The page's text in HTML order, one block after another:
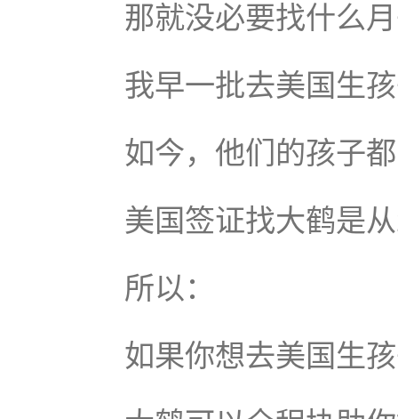
那就没必要找什么
我早一批去美国生
如今，他们的孩子
美国签证找大鹤是
所以：
如果你想去美国生